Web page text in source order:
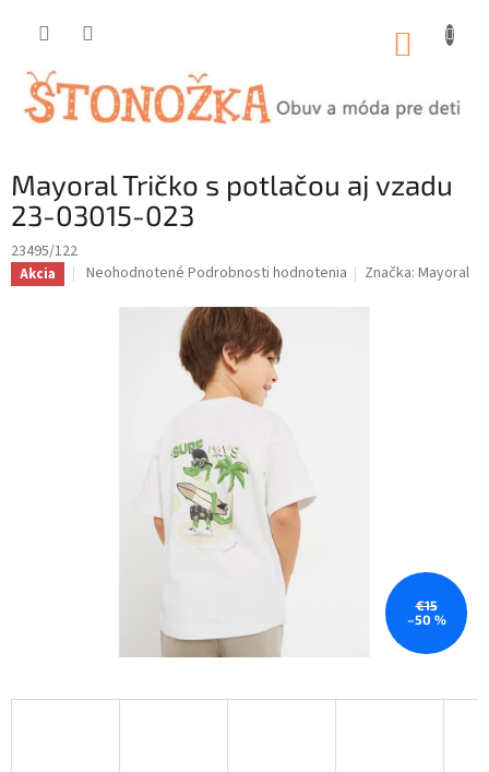
Mayoral Tričko s potlačou aj vzadu
23-03015-023
23495/122
Akcia
Priemerné
produktu
Neohodnotené Podrobnosti hodnotenia Značka:Mayoral
€15
–50 %